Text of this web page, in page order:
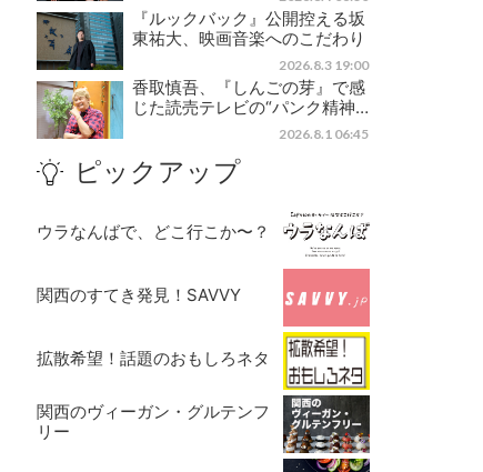
『ルックバック』公開控える坂
東祐大、映画音楽へのこだわり
2026.8.3 19:00
香取慎吾、『しんごの芽』で感
じた読売テレビの“パンク精神…
2026.8.1 06:45
ピックアップ
ウラなんばで、どこ行こか〜？
関西のすてき発見！SAVVY
拡散希望！話題のおもしろネタ
関西のヴィーガン・グルテンフ
リー